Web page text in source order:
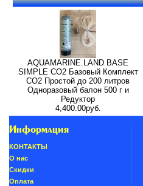
AQUAMARINE.LAND BASE
SIMPLE СО2 Базовый Комплект
СО2 Простой до 200 литров
Одноразовый балон 500 г и
Редуктор
4,400.00руб.
Информация
КОНТАКТЫ
О нас
Скидки
Oплатa